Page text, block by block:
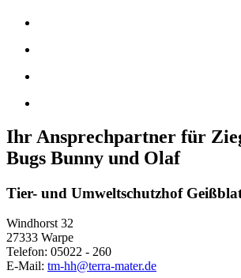
Ihr Ansprechpartner für
Bugs Bunny und Olaf
Tier- und Umweltschutzhof
Windhorst 32
27333 Warpe
Telefon: 05022 - 260
E-Mail: tm-hh@terra-mater.de